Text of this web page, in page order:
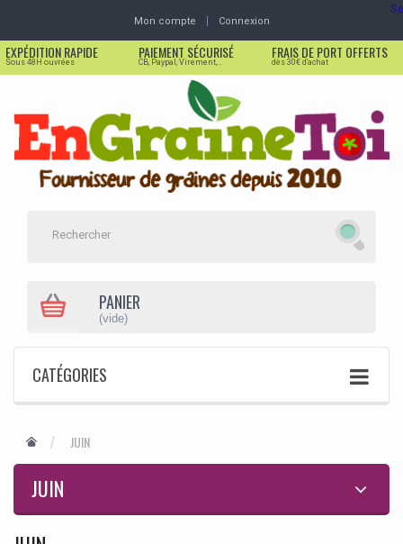
Mon compte Connexion
EXPÉDITION RAPIDE
Sous 48H ouvrées
PAIEMENT SÉCURISÉ
CB, Paypal, Virement,...
FRAIS DE PORT OFFERTS
dès 30€ d'achat
PANIER
(vide)
CATÉGORIES
JUIN
JUIN